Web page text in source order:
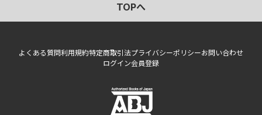
TOPへ
よくある質問利用規約特定商取引法プライバシーポリシーお問い合わせ
ログイン会員登録